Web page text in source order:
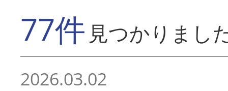
77件 見つかりまし
2026.03.02